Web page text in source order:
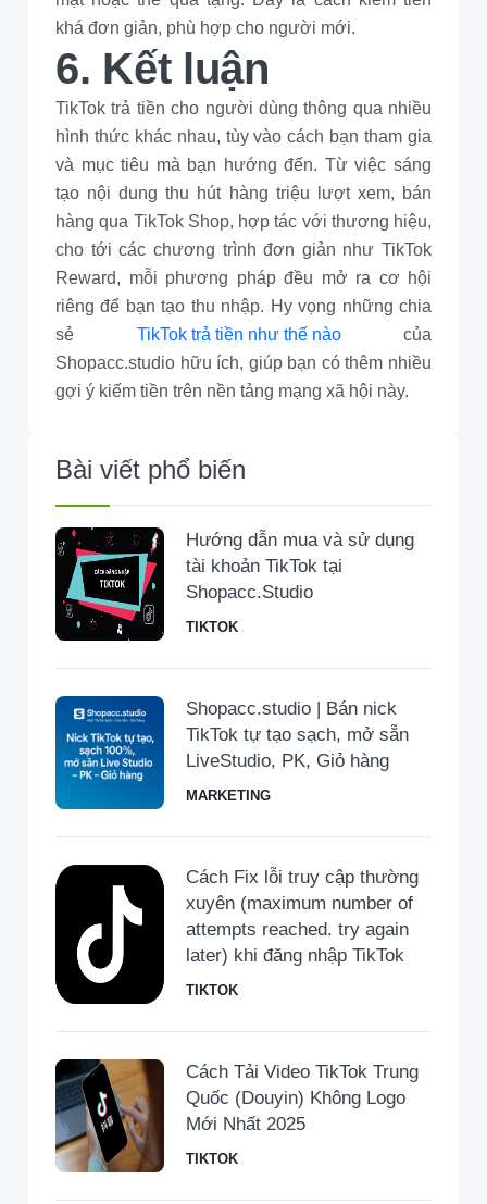
khá đơn giản, phù hợp cho người mới.
6. Kết luận
TikTok trả tiền cho người dùng thông qua nhiều
hình thức khác nhau, tùy vào cách bạn tham gia
và mục tiêu mà bạn hướng đến. Từ việc sáng
tạo nội dung thu hút hàng triệu lượt xem, bán
hàng qua TikTok Shop, hợp tác với thương hiệu,
cho tới các chương trình đơn giản như TikTok
Reward, mỗi phương pháp đều mở ra cơ hội
riêng để bạn tạo thu nhập. Hy vọng những chia
sẻ TikTok trả tiền như thế nàocủa
Shopacc.studio hữu ích, giúp bạn có thêm nhiều
gợi ý kiếm tiền trên nền tảng mạng xã hội này.
Bài viết phổ biến
Hướng dẫn mua và sử dụng
tài khoản TikTok tại
Shopacc.Studio
TIKTOK
Shopacc.studio | Bán nick
TikTok tự tạo sạch, mở sẵn
LiveStudio, PK, Giỏ hàng
MARKETING
Cách Fix lỗi truy cập thường
xuyên (maximum number of
attempts reached. try again
later) khi đăng nhập TikTok
TIKTOK
Cách Tải Video TikTok Trung
Quốc (Douyin) Không Logo
Mới Nhất 2025
TIKTOK